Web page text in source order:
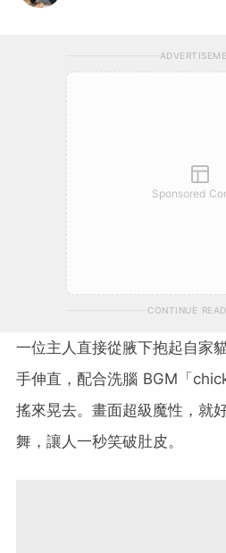
Sponsored
CONTINUE
一位主人直接從腋下抱起自家
手伸直，配合洗腦 BGM「
搖來晃去。畫面超級魔性，就
舞，讓人一秒笑破肚皮。